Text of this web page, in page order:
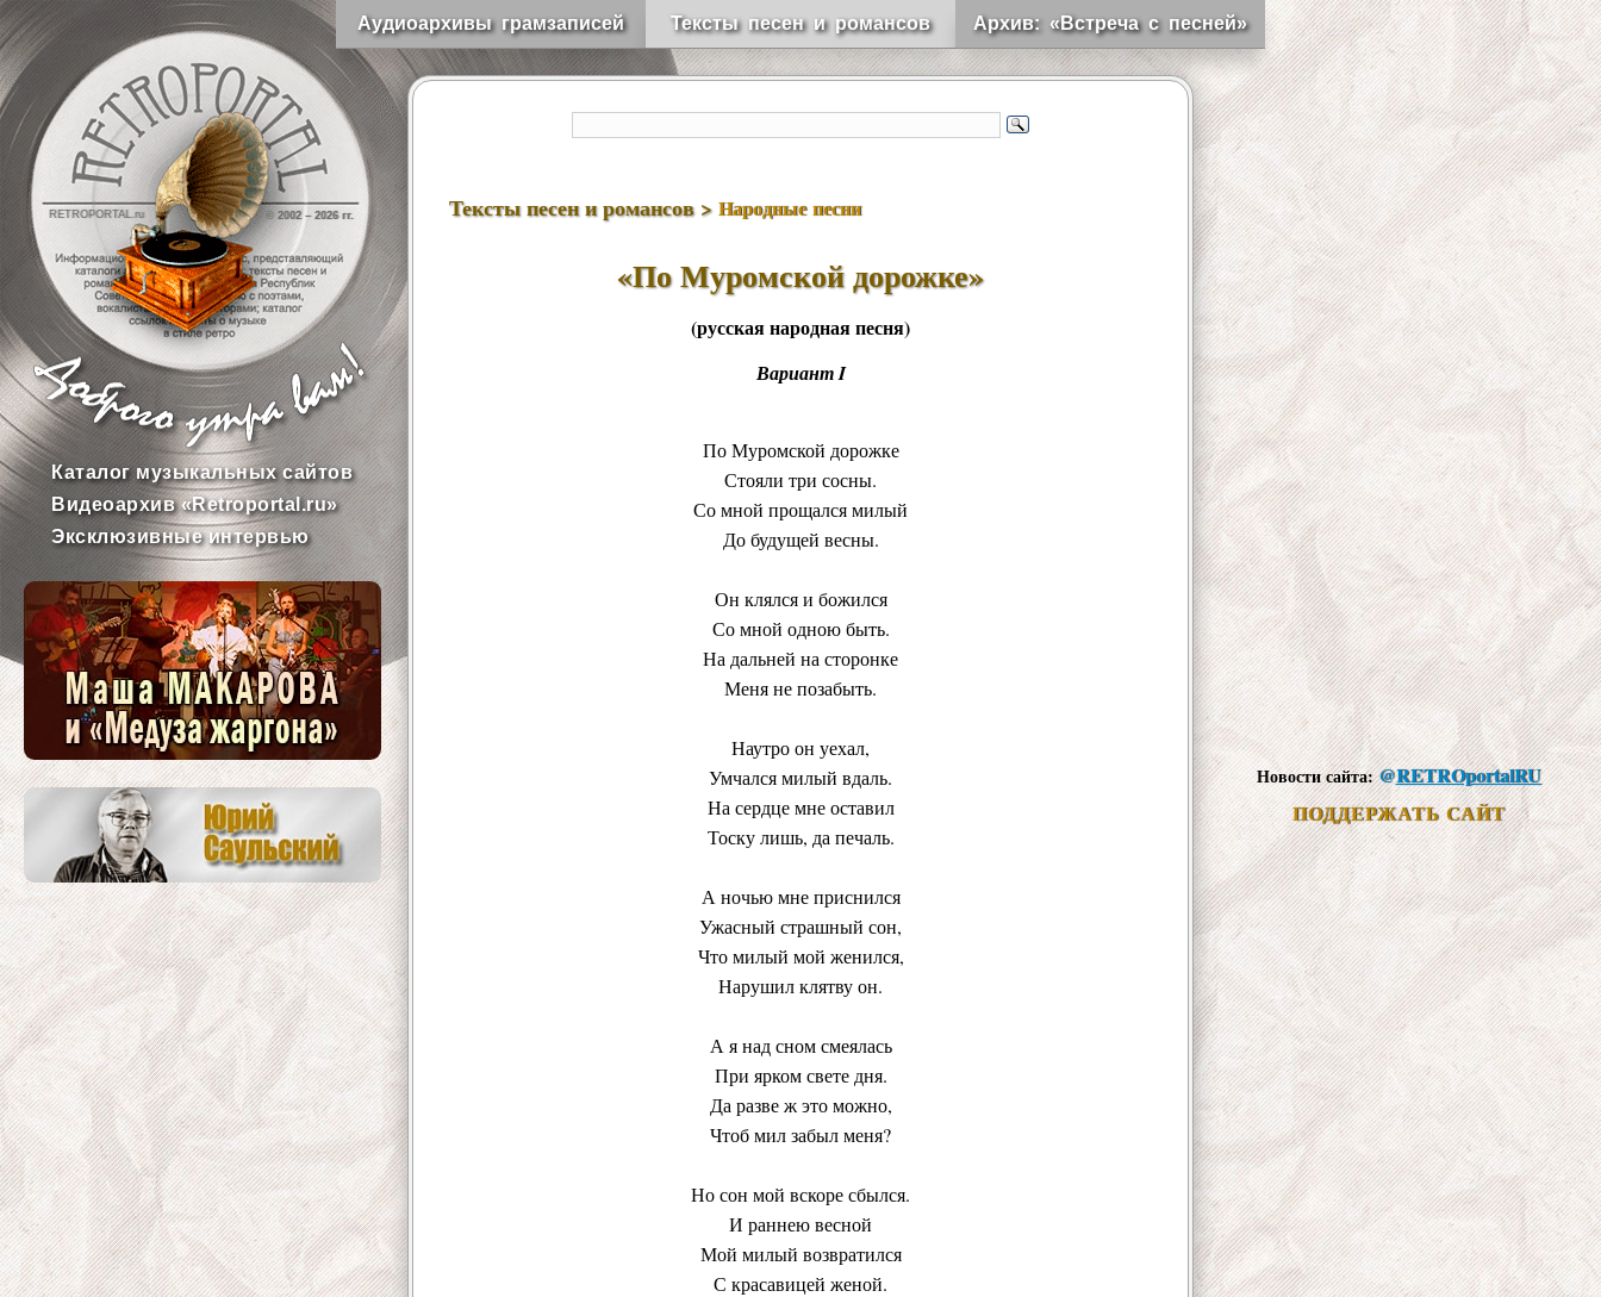
Аудиоархивы грамзаписей Тексты песен и романсов Архив: «Встреча с песней»
RETROPORTAL.ru © 2002 – 2026 гг.
Каталог музыкальных сайтов
Видеоархив «Retroportal.ru»
Эксклюзивные интервью
Тексты песен и романсов > Народные песни
«По Муромской дорожке»
(русская народная песня)
Вариант I
По Муромской дорожке
Стояли три сосны.
Со мной прощался милый
До будущей весны.
Он клялся и божился
Со мной одною быть.
На дальней на сторонке
Меня не позабыть.
Наутро он уехал,
Умчался милый вдаль.
На сердце мне оставил
Тоску лишь, да печаль.
А ночью мне приснился
Ужасный страшный сон,
Что милый мой женился,
Нарушил клятву он.
А я над сном смеялась
При ярком свете дня.
Да разве ж это можно,
Чтоб мил забыл меня?
Но сон мой вскоре сбылся.
И раннею весной
Мой милый возвратился
С красавицей женой.
Новости сайта:@RETROportalRU
ПОДДЕРЖАТЬ САЙТ